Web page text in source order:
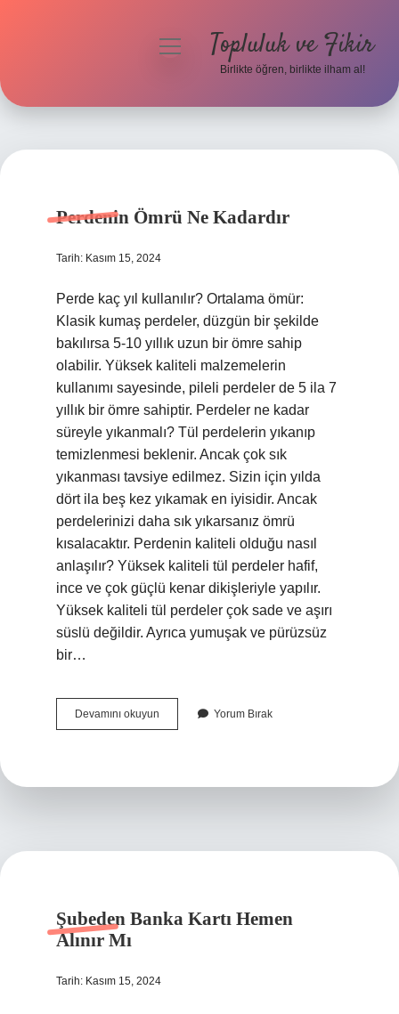
Hakkımızda
menüyüTopluluk ve Fikir
Birlikte öğren, birlikte ilham al!
Topluluk
Fikir
Yazılar
Perdenin Ömrü Ne Kadardır
Tarih: Kasım 15, 2024
Perde kaç yıl kullanılır? Ortalama ömür:
Klasik kumaş perdeler, düzgün bir şekilde
bakılırsa 5-10 yıllık uzun bir ömre sahip
olabilir. Yüksek kaliteli malzemelerin
kullanımı sayesinde, pileli perdeler de 5 ila 7
yıllık bir ömre sahiptir. Perdeler ne kadar
süreyle yıkanmalı? Tül perdelerin yıkanıp
temizlenmesi beklenir. Ancak çok sık
yıkanması tavsiye edilmez. Sizin için yılda
dört ila beş kez yıkamak en iyisidir. Ancak
perdelerinizi daha sık yıkarsanız ömrü
kısalacaktır. Perdenin kaliteli olduğu nasıl
anlaşılır? Yüksek kaliteli tül perdeler hafif,
ince ve çok güçlü kenar dikişleriyle yapılır.
Yüksek kaliteli tül perdeler çok sade ve aşırı
süslü değildir. Ayrıca yumuşak ve pürüzsüz
bir…
Devamını okuyun Perdenin
Ömrü
Yorum Bırak
Şubeden Banka Kartı Hemen
Alınır Mı
Tarih: Kasım 15, 2024